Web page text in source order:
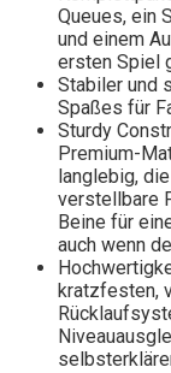
Queues, ein
und einem
ersten Spiel
Stabiler und
Spaßes für
Sturdy
Premium-
langlebig,
verstellbare
Beine für
auch wenn
kratzfesten,